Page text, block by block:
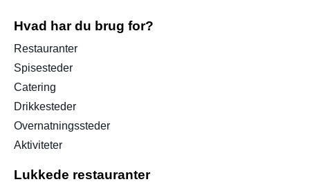
Hvad har du brug for?
Restauranter
Spisesteder
Catering
Drikkesteder
Overnatningssteder
Aktiviteter
Lukkede restauranter